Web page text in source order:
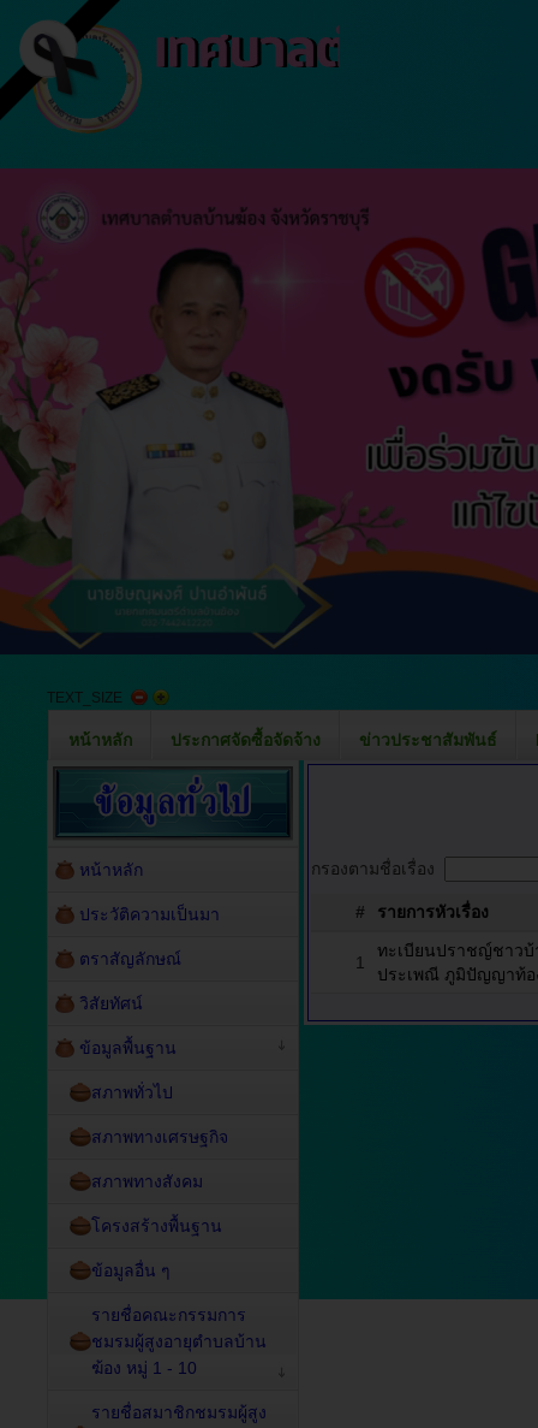
TEXT_SIZE
หน้าหลัก ประกาศจัดซื้อจัดจ้าง ข่าวประชาสัมพันธ์
กรองตามชื่อเรื่อง
# รายการหัวเรื่อง
1
ทะเบียนปราชญ์ชาว
ประเพณี ภูมิปัญญาท้
หน้าหลัก
ประวัติความเป็นมา
ตราสัญลักษณ์
วิสัยทัศน์
ข้อมูลพื้นฐาน
สภาพทั่วไป
สภาพทางเศรษฐกิจ
สภาพทางสังคม
โครงสร้างพื้นฐาน
ข้อมูลอื่น ๆ
รายชื่อคณะกรรมการ
ชมรมผู้สูงอายุตำบลบ้าน
ฆ้อง หมู่ 1 - 10
รายชื่อสมาชิกชมรมผู้สูง